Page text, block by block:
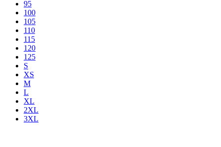
95
100
105
110
115
120
125
S
XS
M
L
XL
2XL
3XL